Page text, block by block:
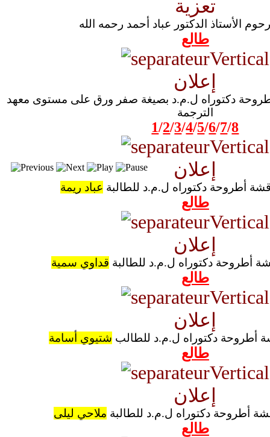
تعزية
الأستاذ الدكتور عباد أحمد رحمه الله
طالع
إعلان
أطروحة دكتوراه ل.م.د بصيغة صفر ورق على مستوى معهد
الترجمة
1/2/3/4/5/6/7/8
إعلان
أطروحة دكتوراه ل.م.د للطالبة عباد ريمة
طالع
إعلان
أطروحة دكتوراه ل.م.د للطالبة قداوي سمية
طالع
إعلان
أطروحة دكتوراه ل.م.د للطالب شتيوي أسامة
طالع
إعلان
أطروحة دكتوراه ل.م.د للطالبة ملاحي ليلى
طالع